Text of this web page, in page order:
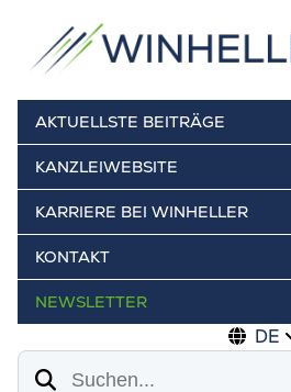
AKTUELLSTE BEITRÄGE
KANZLEIWEBSITE
KARRIERE BEI WINHELLER
KONTAKT
NEWSLETTER
DE
Suchen